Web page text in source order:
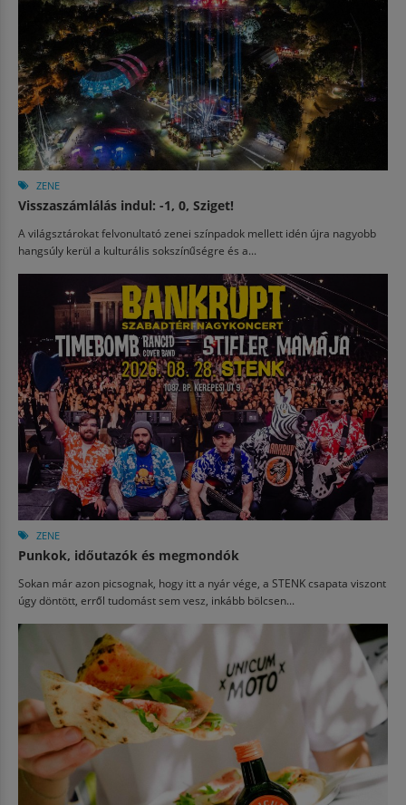
ZENE
Visszaszámlálás indul: -1, 0, Sziget!
A világsztárokat felvonultató zenei színpadok mellett idén újra nagyobb
hangsúly kerül a kulturális sokszínűségre és a...
ZENE
Punkok, időutazók és megmondók
Sokan már azon picsognak, hogy itt a nyár vége, a STENK csapata viszont
úgy döntött, erről tudomást sem vesz, inkább bölcsen...